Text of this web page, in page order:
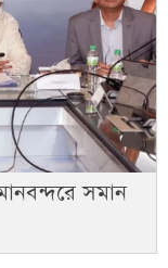
সমান